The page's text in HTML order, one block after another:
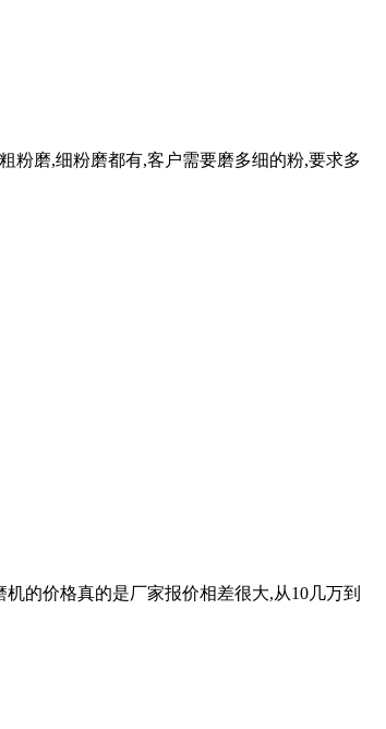
粉磨,细粉磨都有,客户需要磨多细的粉,要求多
的价格真的是厂家报价相差很大,从10几万到